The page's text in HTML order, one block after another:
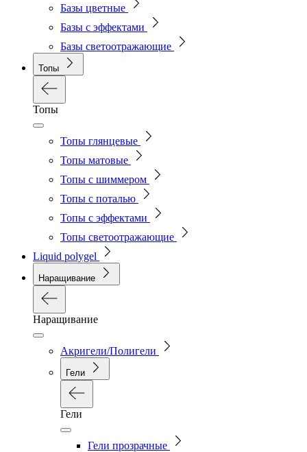
Базы цветные
Базы с эффектами
Базы светоотражающие
Топы
Топы
Топы глянцевые
Топы матовые
Топы с шиммером
Топы с поталью
Топы с эффектами
Топы светоотражающие
Liquid polygel
Наращивание
Наращивание
Акригели/Полигели
Гели
Гели
Гели прозрачные